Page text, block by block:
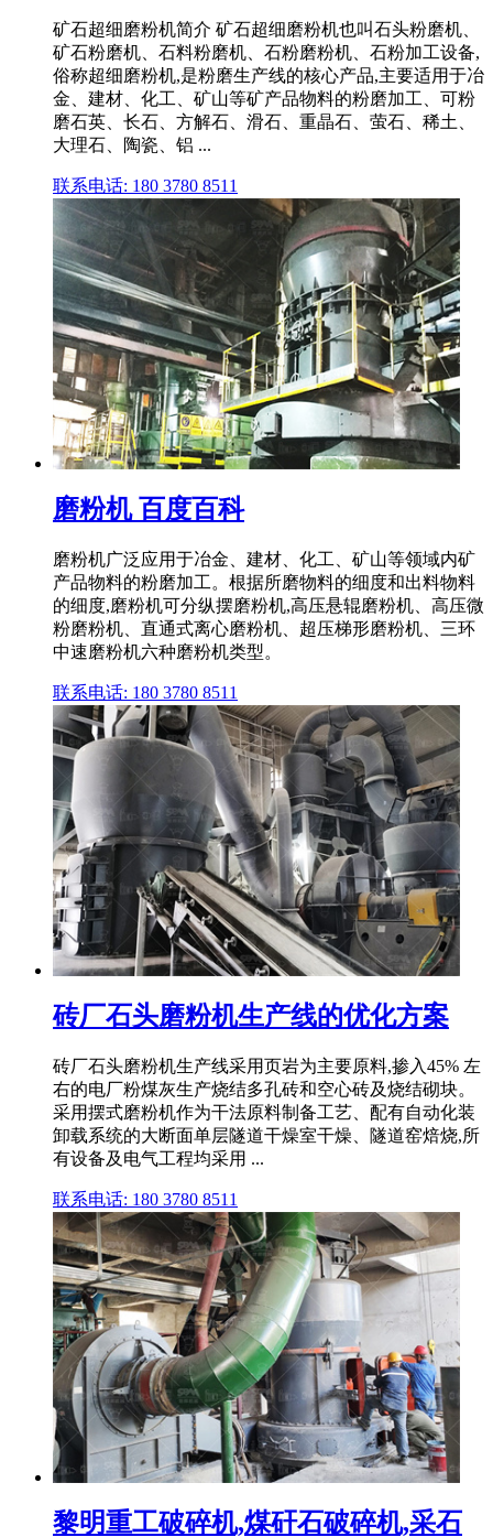
矿石超细磨粉机简介 矿石超细磨粉机也叫石头粉磨机、
矿石粉磨机、石料粉磨机、石粉磨粉机、石粉加工设备,
俗称超细磨粉机,是粉磨生产线的核心产品,主要适用于冶
金、建材、化工、矿山等矿产品物料的粉磨加工、可粉
磨石英、长石、方解石、滑石、重晶石、萤石、稀土、
大理石、陶瓷、铝 ...
联系电话: 180 3780 8511
磨粉机 百度百科
磨粉机广泛应用于冶金、建材、化工、矿山等领域内矿
产品物料的粉磨加工。根据所磨物料的细度和出料物料
的细度,磨粉机可分纵摆磨粉机,高压悬辊磨粉机、高压微
粉磨粉机、直通式离心磨粉机、超压梯形磨粉机、三环
中速磨粉机六种磨粉机类型。
联系电话: 180 3780 8511
砖厂石头磨粉机生产线的优化方案
砖厂石头磨粉机生产线采用页岩为主要原料,掺入45% 左
右的电厂粉煤灰生产烧结多孔砖和空心砖及烧结砌块。
采用摆式磨粉机作为干法原料制备工艺、配有自动化装
卸载系统的大断面单层隧道干燥室干燥、隧道窑焙烧,所
有设备及电气工程均采用 ...
联系电话: 180 3780 8511
黎明重工破碎机,煤矸石破碎机,采石